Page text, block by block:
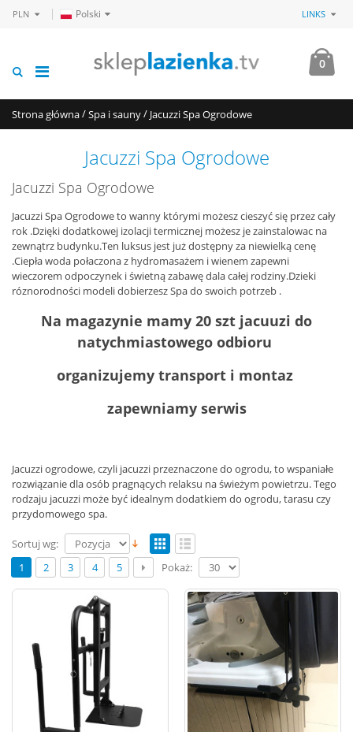
PLN Polski LINKS
0
Strona główna/Spa i sauny/ Jacuzzi Spa Ogrodowe
Jacuzzi Spa Ogrodowe
Jacuzzi Spa Ogrodowe
Jacuzzi Spa Ogrodowe to wanny którymi możesz cieszyć się przez cały
rok .Dzięki dodatkowej izolacji termicznej możesz je zainstalowac na
zewnątrz budynku.Ten luksus jest już dostępny za niewielką cenę
.Ciepła woda połaczona z hydromasażem i wienem zapewni
wieczorem odpoczynek i świetną zabawę dala całej rodziny.Dzieki
róznorodności modeli dobierzesz Spa do swoich potrzeb .
Na magazynie mamy 20 szt jacuuzi do
natychmiastowego odbioru
organizujemy transport i montaz
zapewniamy serwis
Jacuzzi ogrodowe, czyli jacuzzi przeznaczone do ogrodu, to wspaniałe
rozwiązanie dla osób pragnących relaksu na świeżym powietrzu. Tego
rodzaju jacuzzi może być idealnym dodatkiem do ogrodu, tarasu czy
przydomowego spa.
Sortuj wg:
1
2 3 4 5 Pokaż: